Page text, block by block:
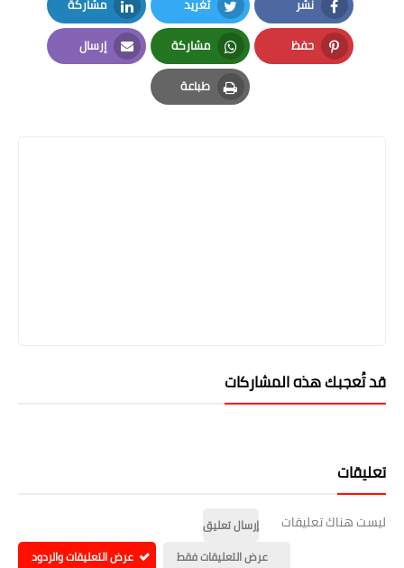
Facebook
Twitter
LinkedIn
حفظ
Pinterest
مشاركة
Whatsapp
إرسال
Email
طباعة
Print
قد تُعجبك هذه المشاركات
تعليقات
ليست هناك تعليقات
إرسال تعليق
عرض التعليقات فقط
عرض التعليقات والردود